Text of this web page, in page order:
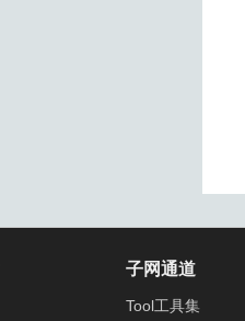
子网通道
Tool工具集